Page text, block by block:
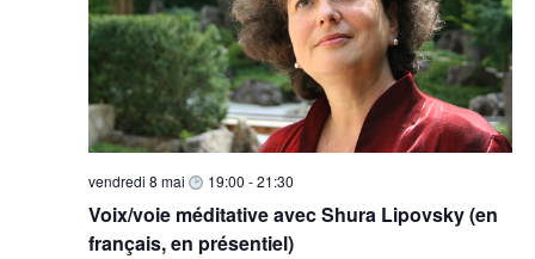
Voix/voie méditative avec Shura Lipovsky (en
français, en présentiel)
vendredi 8 mai 19:00 -21:30